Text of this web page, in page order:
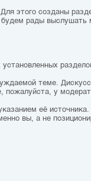
этого созданы
рады
теме.
у
её источника.
вы, а не